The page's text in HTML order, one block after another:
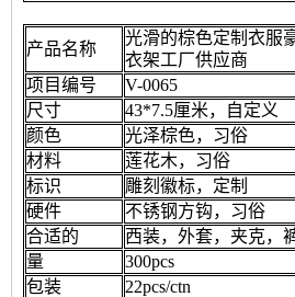
产品名称
光滑的棕色定制衣服
衣架工厂供应商
项目编号
V-0065
尺寸
43*7.5厘米，自定义
颜色
光泽棕色，习俗
材料
莲花木，习俗
标识
雕刻徽标，定制
硬件
不锈钢方钩，习俗
合适的
西装，外套，夹克，
量
300pcs
包装
22pcs/ctn